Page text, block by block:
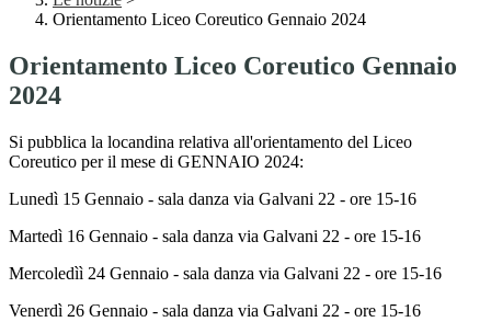
Orientamento Liceo Coreutico Gennaio 2024
Orientamento Liceo Coreutico Gennaio
2024
Si pubblica la locandina relativa all'orientamento del Liceo
Coreutico per il mese di GENNAIO 2024:
Lunedì 15 Gennaio - sala danza via Galvani 22 - ore 15-16
Martedì 16 Gennaio - sala danza via Galvani 22 - ore 15-16
Mercoledìì 24 Gennaio - sala danza via Galvani 22 - ore 15-16
Venerdì 26 Gennaio - sala danza via Galvani 22 - ore 15-16